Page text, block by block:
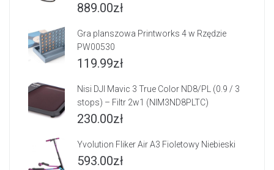
889.00zł
Gra planszowa Printworks 4 w Rzędzie
PW00530
119.99zł
Nisi DJI Mavic 3 True Color ND8/PL (0.9 / 3
stops) – Filtr 2w1 (NIM3ND8PLTC)
230.00zł
Yvolution Fliker Air A3 Fioletowy Niebieski
593.00zł